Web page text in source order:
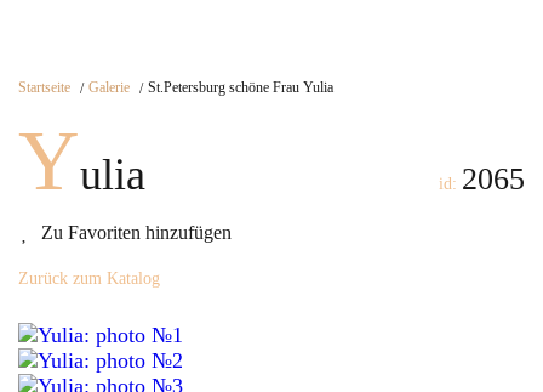
Startseite Galerie St.Petersburg schöne Frau Yulia
Yulia
Zu Favoriten hinzufügen
id: 2065
Zurück zum Katalog